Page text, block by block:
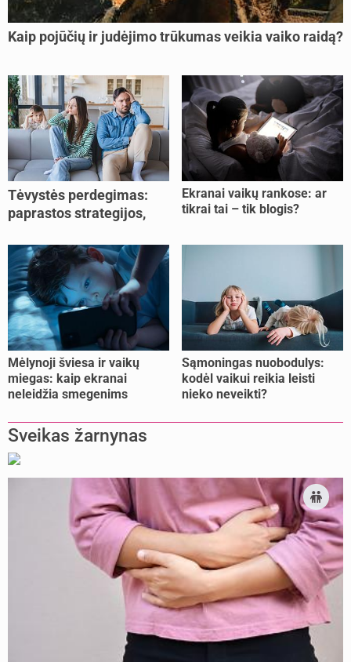
Kaip pojūčių ir judėjimo trūkumas veikia vaiko raidą?
Tėvystės perdegimas:
paprastos strategijos,
jėgas
Ekranai vaikų rankose: ar
tikrai tai – tik blogis?
Mėlynoji šviesa ir vaikų
miegas: kaip ekranai
neleidžia smegenims
Sąmoningas nuobodulys:
kodėl vaikui reikia leisti
nieko neveikti?
Sveikas žarnynas